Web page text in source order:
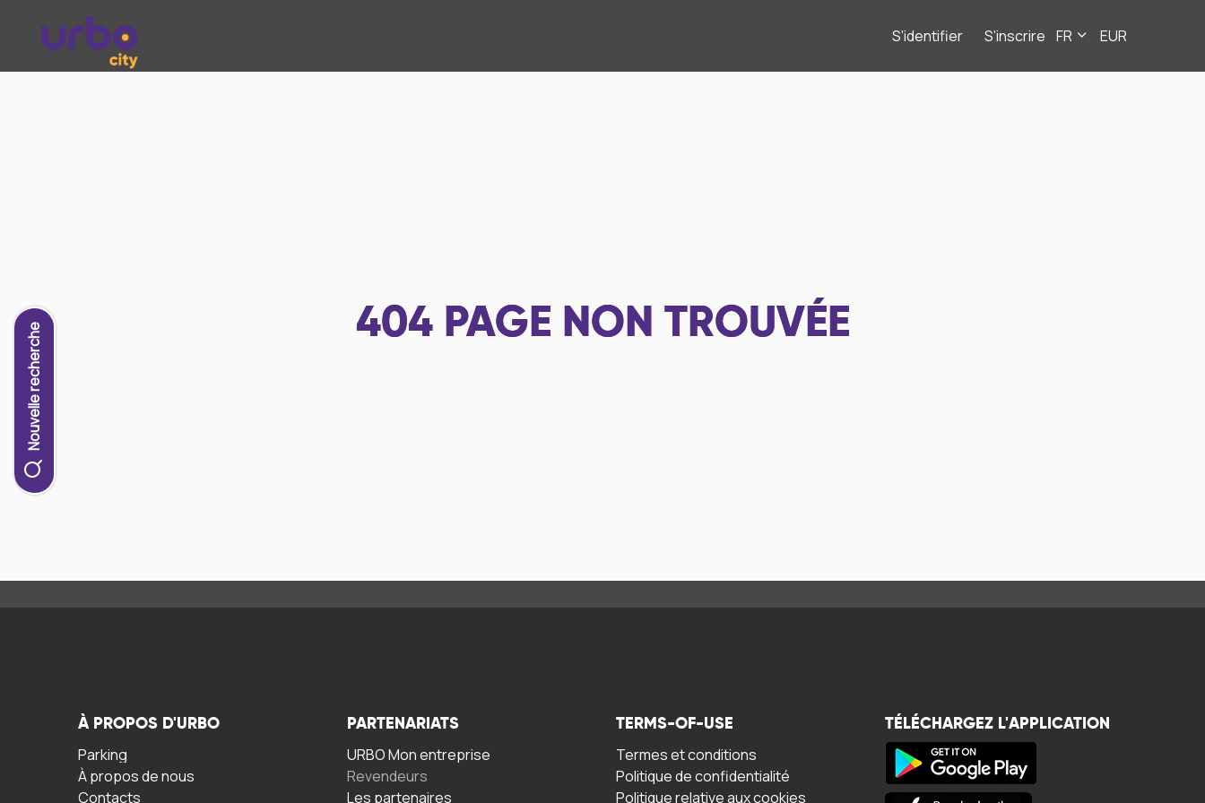
S'identifier S'inscrire FR EUR
Nouvelle recherche 404 PAGE NON TROUVÉE
À PROPOS D'URBO
Parking
À propos de nous
Contacts
PARTENARIATS
URBO Mon entreprise
Revendeurs
Les partenaires
TERMS-OF-USE
Termes et conditions
Politique de confidentialité
Politique relative aux cookies
TÉLÉCHARGEZ L'APPLICATION